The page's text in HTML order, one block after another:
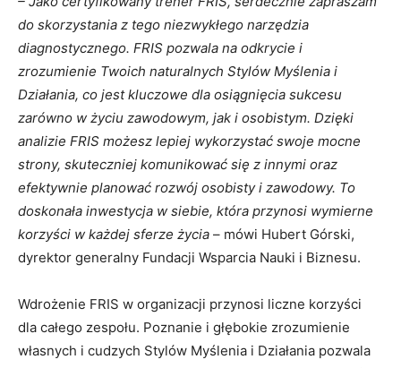
do skorzystania z tego niezwykłego narzędzia
diagnostycznego. FRIS pozwala na odkrycie i
zrozumienie Twoich naturalnych Stylów Myślenia i
Działania, co jest kluczowe dla osiągnięcia sukcesu
zarówno w życiu zawodowym, jak i osobistym. Dzięki
analizie FRIS możesz lepiej wykorzystać swoje mocne
strony, skuteczniej komunikować się z innymi oraz
efektywnie planować rozwój osobisty i zawodowy. To
doskonała inwestycja w siebie, która przynosi wymierne
korzyści w każdej sferze życia – mówi Hubert Górski,
dyrektor generalny Fundacji Wsparcia Nauki i Biznesu.
Wdrożenie FRIS w organizacji przynosi liczne korzyści
dla całego zespołu. Poznanie i głębokie zrozumienie
własnych i cudzych Stylów Myślenia i Działania pozwala